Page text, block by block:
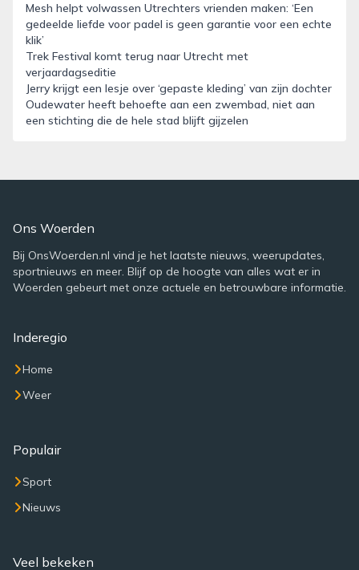
Mesh helpt volwassen Utrechters vrienden maken: ‘Een
gedeelde liefde voor padel is geen garantie voor een echte
klik’
Trek Festival komt terug naar Utrecht met
verjaardagseditie
Jerry krijgt een lesje over ‘gepaste kleding’ van zijn dochter
Oudewater heeft behoefte aan een zwembad, niet aan
een stichting die de hele stad blijft gijzelen
Ons Woerden
Bij OnsWoerden.nl vind je het laatste nieuws, weerupdates,
sportnieuws en meer. Blijf op de hoogte van alles wat er in
Woerden gebeurt met onze actuele en betrouwbare informatie.
Inderegio
Home
Weer
Populair
Sport
Nieuws
Veel bekeken